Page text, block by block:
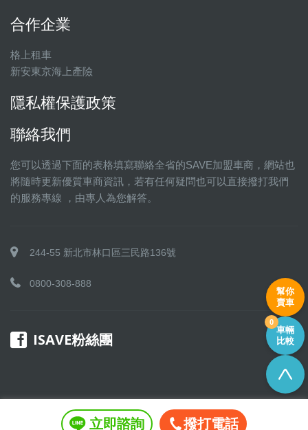
立即諮詢 撥打電話
合作企業
格上租車
新安東京海上產險
隱私權保護政策
聯絡我們
您可以透過下面的表格填寫聯絡全省的SAVE加盟車商，網站也
將隨時更新優質車商資訊，若有任何疑問也可以直接撥打我們
的服務專線 ，由專人為您解答。
244-55 新北市林口區三民路136號
0800-308-888
ISAVE粉絲團
幫你
賣車
車輛
比較
0